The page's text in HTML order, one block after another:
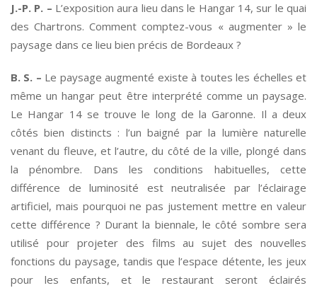
J.-P. P. – L’exposition aura lieu dans le Hangar 14, sur le quai
des Chartrons. Comment comptez-vous « augmenter » le
paysage dans ce lieu bien précis de Bordeaux ?
B. S. – Le paysage augmenté existe à toutes les échelles et
même un hangar peut être interprété comme un paysage.
Le Hangar 14 se trouve le long de la Garonne. Il a deux
côtés bien distincts : l’un baigné par la lumière naturelle
venant du fleuve, et l’autre, du côté de la ville, plongé dans
la pénombre. Dans les conditions habituelles, cette
différence de luminosité est neutralisée par l’éclairage
artificiel, mais pourquoi ne pas justement mettre en valeur
cette différence ? Durant la biennale, le côté sombre sera
utilisé pour projeter des films au sujet des nouvelles
fonctions du paysage, tandis que l’espace détente, les jeux
pour les enfants, et le restaurant seront éclairés